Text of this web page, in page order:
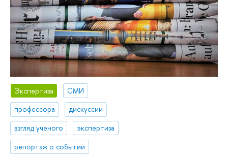
Экспертиза
СМИ
профессора
дискуссии
взгляд ученого
экспертиза
репортаж о событии